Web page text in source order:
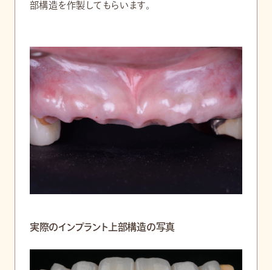
部構造を作製してもらいます。
実際のインプラント上部構造の写真